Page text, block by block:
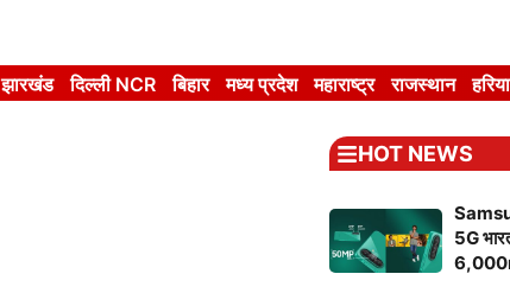
झारखंड दिल्ली NCR बिहार मध्य प्रदेश महाराष्ट्र राजस्थान
HOT NEWS
5G